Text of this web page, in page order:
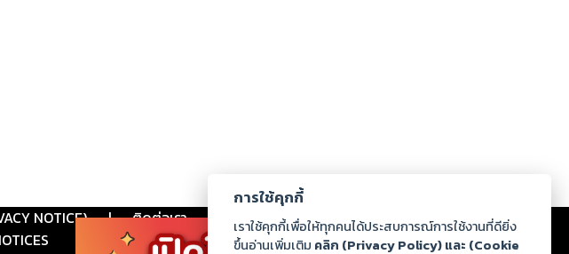
NOTICE) | ติดต่อเรา ร่วมงานกับเรา ดาวน์โหลด
การใช้คุกกี้
เราใช้คุกกี้เพื่อให้ทุกคนได้ประสบการณ์การใช้งานที่ดียิ่ง
ขึ้นอ่านเพิ่มเติม คลิก (Privacy Policy) และ (Cookie